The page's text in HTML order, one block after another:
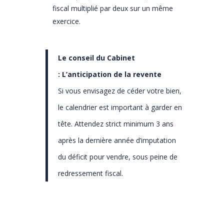
fiscal multiplié par deux sur un même
exercice.
Le conseil du Cabinet
: L’anticipation de la revente
Si vous envisagez de céder votre bien,
le calendrier est important à garder en
tête. Attendez strict minimum 3 ans
après la dernière année d’imputation
du déficit pour vendre, sous peine de
redressement fiscal.